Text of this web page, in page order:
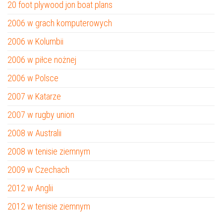
20 foot plywood jon boat plans
2006 w grach komputerowych
2006 w Kolumbii
2006 w piłce nożnej
2006 w Polsce
2007 w Katarze
2007 w rugby union
2008 w Australii
2008 w tenisie ziemnym
2009 w Czechach
2012 w Anglii
2012 w tenisie ziemnym